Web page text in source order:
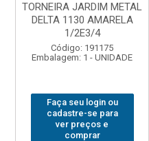
TORNEIRA JARDIM METAL
DELTA 1130 AMARELA
1/2E3/4
Código: 191175
Embalagem: 1 - UNIDADE
Faça seu login ou
cadastre-se para
ver preços e
comprar